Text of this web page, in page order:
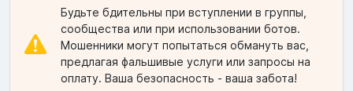
Будьте бдительны при вступлении в группы,
сообщества или при использовании ботов.
Мошенники могут попытаться обмануть вас,
предлагая фальшивые услуги или запросы на
оплату. Ваша безопасность - ваша забота!